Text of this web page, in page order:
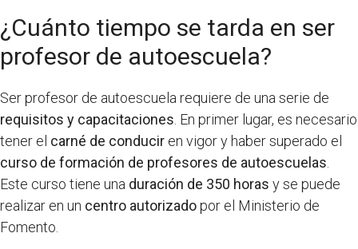
¿Cuánto tiempo se tarda en ser
profesor de autoescuela?
Ser profesor de autoescuela requiere de una serie de
requisitos y capacitaciones . En primer lugar, es necesario
tener el carné de conducir en vigor y haber superado el
curso de formación de profesores de autoescuelas
Este curso tiene una duración de 350 horas y se puede
realizar en un centro autorizadopor el Ministerio de
Fomento.